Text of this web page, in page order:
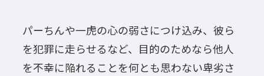
パーちんや一虎の心の弱さにつけ込み、彼ら
を犯罪に走らせるなど、目的のためなら他人
を不幸に陥れることを何とも思わない卑劣さ